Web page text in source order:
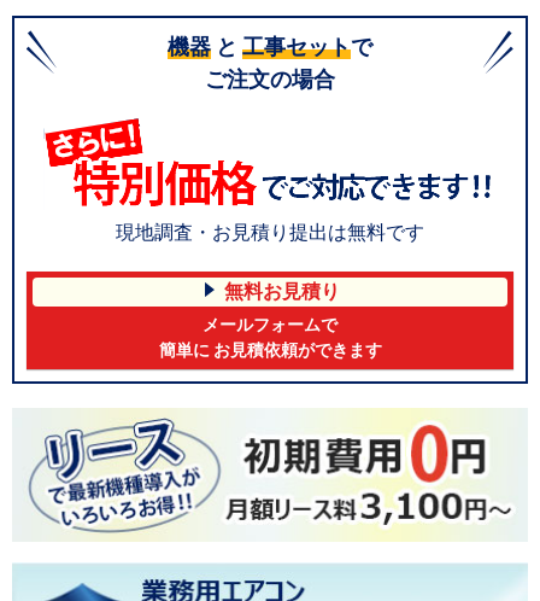
機器 と 工事セットで
ご注文の場合
現地調査・お見積り提出は無料です
無料お見積り
メールフォームで
簡単に お見積依頼ができます